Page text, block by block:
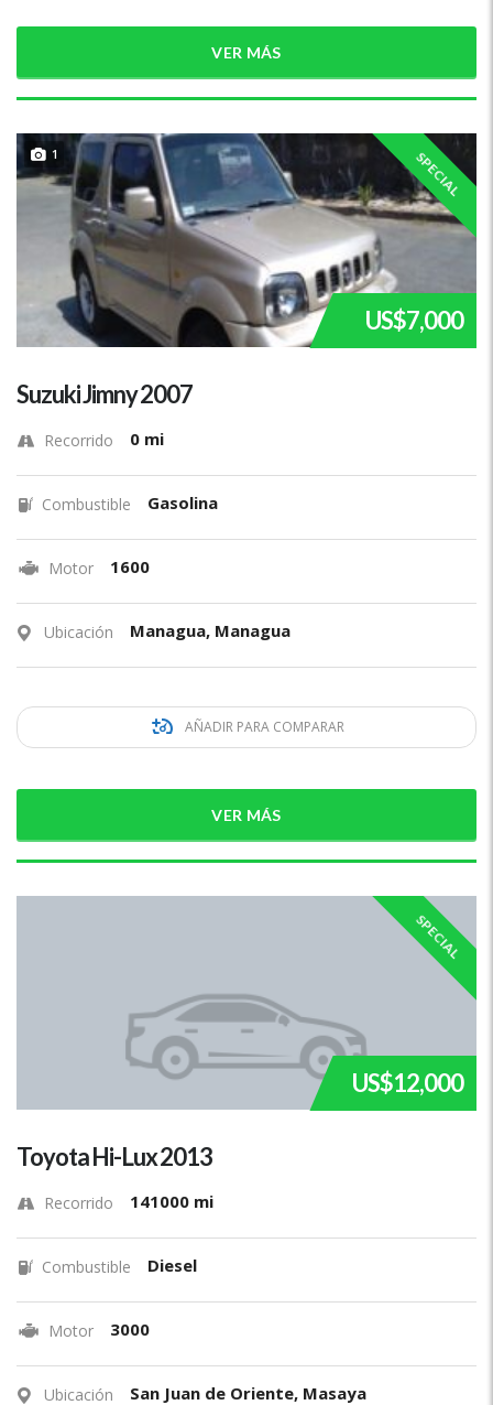
VER MÁS
1 SPECIAL
US$7,000
Suzuki Jimny 2007
Recorrido 0 mi
Combustible Gasolina
Motor 1600
Ubicación Managua, Managua
AÑADIR PARA COMPARAR
VER MÁS
SPECIAL
US$12,000
Toyota Hi-Lux 2013
Recorrido 141000 mi
Combustible Diesel
Motor 3000
Ubicación San Juan de Oriente, Masaya